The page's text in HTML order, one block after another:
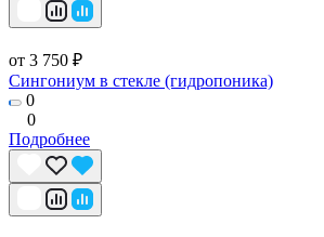
от 3 750 ₽
Сингониум в стекле (гидропоника)
0
0
Подробнее